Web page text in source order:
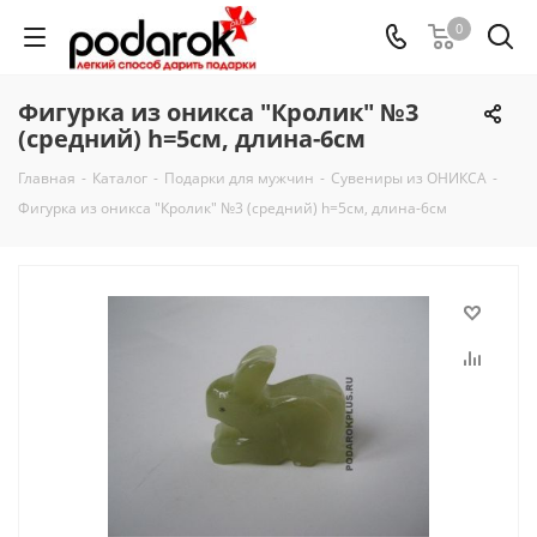
0
Фигурка из оникса "Кролик" №3
(средний) h=5см, длина-6см
Главная - Каталог - Подарки для мужчин - Сувениры из ОНИКСА -
Фигурка из оникса "Кролик" №3 (средний) h=5см, длина-6см